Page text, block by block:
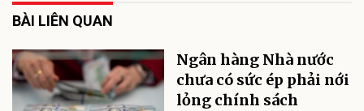
BÀI LIÊN QUAN
Ngân hàng Nhà nước
chưa có sức ép phải nới
lỏng chính sách